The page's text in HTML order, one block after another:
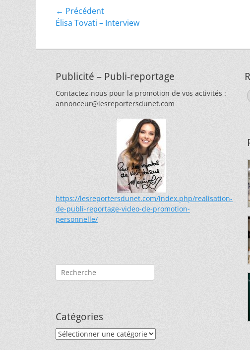
Navigation
de
l’article
← Précédent
Article
Élisa Tovati – Interview
Publicité – Publi-reportage
Contactez-nous pour la promotion de vos activités :
annonceur@lesreportersdunet.com
https://lesreportersdunet.com/index.php/realisation-
de-publi-reportage-video-de-promotion-
personnelle/
Rechercher :
Catégories
Catégories